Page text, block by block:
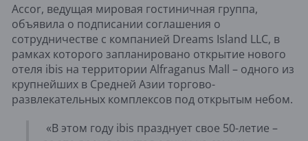
Accor, ведущая мировая гостиничная группа,
объявила о подписании соглашения о
сотрудничестве с компанией Dreams Island LLC, в
рамках которого запланировано открытие нового
отеля ibis на территории Alfraganus Mall – одного из
крупнейших в Средней Азии торгово-
развлекательных комплексов под открытым небом.
«В этом году ibis празднует свое 50-летие –